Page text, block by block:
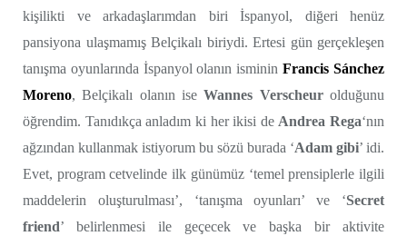
kişilikti ve arkadaşlarımdan biri İspanyol, diğeri henüz
pansiyona ulaşmamış Belçikalı biriydi. Ertesi gün gerçekleşen
tanışma oyunlarında İspanyol olanın ismininFrancis Sánchez
Moreno, Belçikalı olanın iseWannes Verscheurolduğunu
öğrendim. Tanıdıkça anladım ki her ikisi de Andrea Rega‘nın
ağzından kullanmak istiyorum bu sözü burada ‘Adam gibi’ idi.
Evet, program cetvelinde ilk günümüz ‘temel prensiplerle ilgili
maddelerin oluşturulması’, ‘tanışma oyunları’ ve ‘Secret
friend’ belirlenmesi ile geçecek ve başka bir aktivite